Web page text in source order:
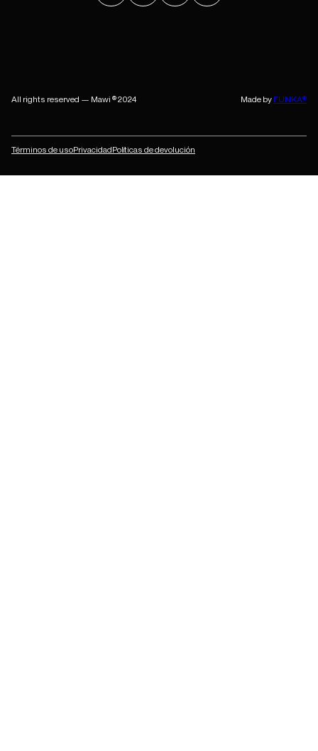
All rights reserved — Mawi ® 2024
Términos de usoPrivacidadPolíticas de devolución
Made by FUNKA®